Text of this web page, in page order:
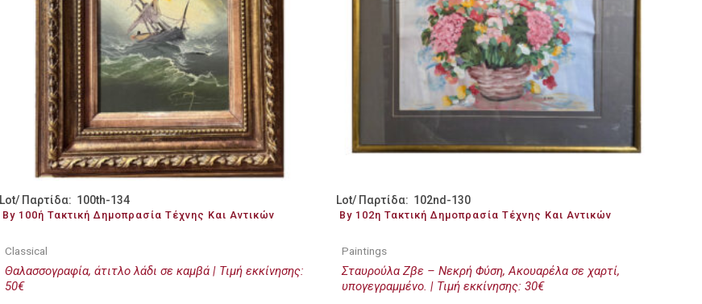
Lot/ Παρτίδα: 100th-134
By 100ή Τακτική Δημοπρασία Τέχνης Και Αντικών
Classical
Θαλασσογραφία, άτιτλο λάδι σε καμβά | Τιμή εκκίνησης:
50€
Lot/ Παρτίδα: 102nd-130
By 102η Τακτική Δημοπρασία Τέχνης Και Αντικών
Paintings
Σταυρούλα Ζβε – Νεκρή Φύση, Ακουαρέλα σε χαρτί,
υπογεγραμμένο. | Τιμή εκκίνησης: 30€